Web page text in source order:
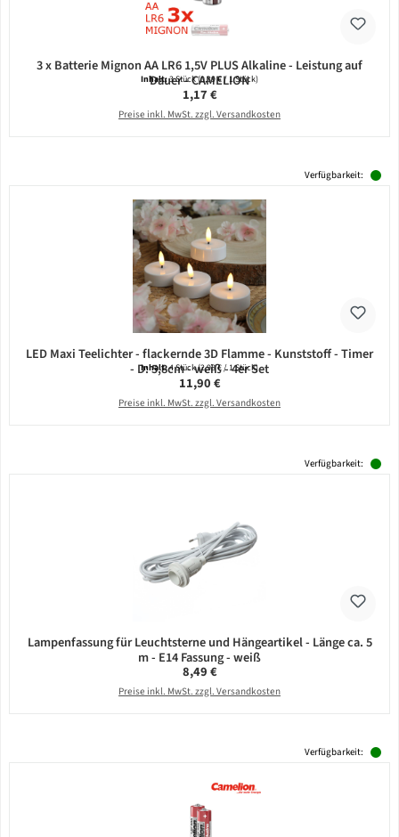
3 x Batterie Mignon AA LR6 1,5V PLUS Alkaline - Leistung auf
Dauer - CAMELION
Inhalt:3 Stück(0,39 € / 1 Stück)
Regulärer Preis:
1,17 €
Preise inkl. MwSt. zzgl. Versandkosten
Verfügbarkeit:
LED Maxi Teelichter - flackernde 3D Flamme - Kunststoff - Timer
- D: 5,8cm - weiß - 4er Set
Inhalt:4 Stück(2,98 € / 1 Stück)
Regulärer Preis:
11,90 €
Preise inkl. MwSt. zzgl. Versandkosten
Verfügbarkeit:
Lampenfassung für Leuchtsterne und Hängeartikel - Länge ca. 5
m - E14 Fassung - weiß
Regulärer Preis:
8,49 €
Preise inkl. MwSt. zzgl. Versandkosten
Verfügbarkeit: